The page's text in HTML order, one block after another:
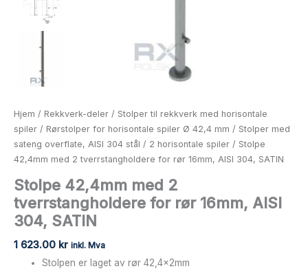
Hjem / Rekkverk-deler / Stolper til rekkverk med horisontale
spiler / Rørstolper for horisontale spiler Ø 42,4 mm / Stolper med
sateng overflate, AISI 304 stål / 2 horisontale spiler / Stolpe
42,4mm med 2 tverrstangholdere for rør 16mm, AISI 304, SATIN
Stolpe 42,4mm med 2
tverrstangholdere for rør 16mm, AISI
304, SATIN
1 623.00 kr inkl. Mva
Stolpen er laget av rør 42,4x2mm
antall